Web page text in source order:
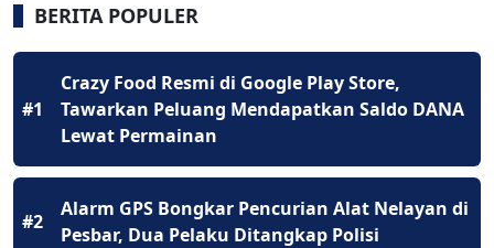
BERITA POPULER
#1
Crazy Food Resmi di Google Play Store,
Tawarkan Peluang Mendapatkan Saldo DANA
Lewat Permainan
#2
Alarm GPS Bongkar Pencurian Alat Nelayan di
Pesbar, Dua Pelaku Ditangkap Polisi